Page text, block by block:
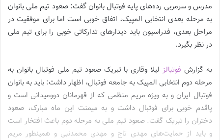
مدرس و سرمربی رده‌های پایه فوتبال بانوان گفت: صعود تیم ملی بانوان
به مرحله بعدی انتخابی المپیک، اتفاق خوبی است اما برای موفقیت در
مراحل بعدی، فدراسیون باید دیدارهای تدارکاتی خوبی را برای تیم ملی
در نظر بگیرد.
به گزارش فوتبالز لیلا وقاری با تبریک صعود تیم ملی فوتبال بانوان به
مرحله دوم انتخابی المپیک به جامعه فوتبال، اظهار داشت: باید به بانوان
فوتبال ایران و به ویژه مریم منظمی که از قهرمانان دوومیدانی است و
پاقدم خوبی برای فوتبال داشت و به میمنت این ماه مبارک، صعود
دختران را تبریک گفت. صعود تیم ملی به مرحله دوم باعث افتخار است
و باید از حمایت‌های مهدی تاج و مهدی محمدنبی و همینطور مریم